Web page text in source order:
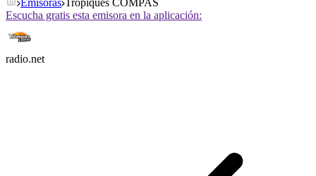
Emisoras Tropiques COMPAS
Escucha gratis esta emisora en la aplicación:
radio.net